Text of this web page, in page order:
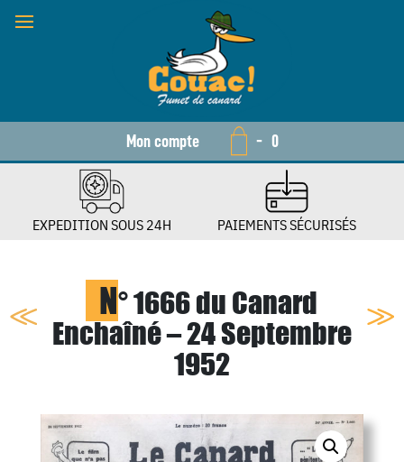
Mon compte - 0
EXPEDITION SOUS 24H PAIEMENTS SÉCURISÉS
N° 1666 du Canard
Enchaîné – 24 Septembre
1952